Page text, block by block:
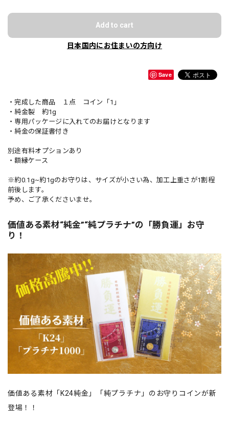
Add to cart
日本国内にお住まいの方向け
Save
・完成した商品 １点 コイン「1」
・純金製 約1g
・専用パッケージに入れてのお届けとなります
・純金の保証書付き
別途有料オプションあり
・額縁ケース
※約0.1g~約1gのお守りは、サイズが小さい為、加工上重さが1割程
前後します。
予め、ご了承くださいませ。
価値ある素材“純金”“純プラチナ”の「勝負運」お守
り！
価値ある素材「K24純金」「純プラチナ」のお守りコインが新
登場！！